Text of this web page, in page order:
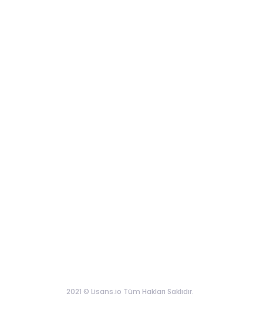
2021 © Lisans.io Tüm Hakları Saklıdır.